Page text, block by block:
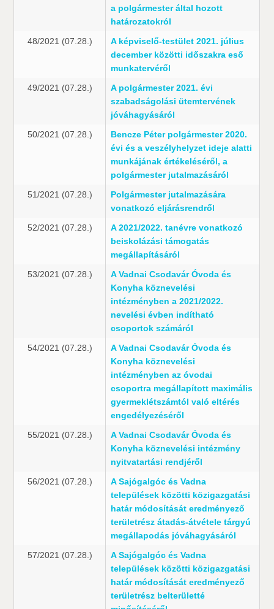
a polgármester által hozott
határozatokról
48/2021 (07.28.)
A képviselő-testület 2021. július 
december közötti időszakra eső
munkatervéről
49/2021 (07.28.)
A polgármester 2021. évi
szabadságolási ütemtervének
jóváhagyásáról
50/2021 (07.28.)
Bencze Péter polgármester 2020.
évi és a veszélyhelyzet ideje alatti
munkájának értékeléséről, a
polgármester jutalmazásáról
51/2021 (07.28.)
Polgármester jutalmazására
vonatkozó eljárásrendről
52/2021 (07.28.)
A 2021/2022. tanévre vonatkozó
beiskolázási támogatás
megállapításáról
53/2021 (07.28.)
A Vadnai Csodavár Óvoda és
Konyha köznevelési
intézményben a 2021/2022.
nevelési évben indítható
csoportok számáról
54/2021 (07.28.)
A Vadnai Csodavár Óvoda és
Konyha köznevelési
intézményben az óvodai
csoportra megállapított maximális
gyermeklétszámtól való eltérés
engedélyezéséről
55/2021 (07.28.)
A Vadnai Csodavár Óvoda és
Konyha köznevelési intézmény
nyitvatartási rendjéről
56/2021 (07.28.)
A Sajógalgóc és Vadna
települések közötti közigazgatási
határ módosítását eredményező
területrész átadás-átvétele tárgyú
megállapodás jóváhagyásáról
57/2021 (07.28.)
A Sajógalgóc és Vadna
települések közötti közigazgatási
határ módosítását eredményező
területrész belterületté